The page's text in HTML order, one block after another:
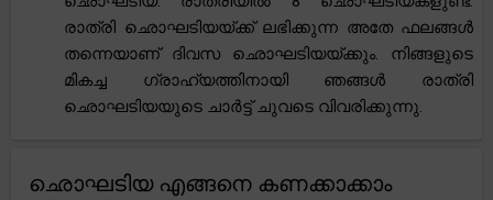
രാത്രി ഛൊഘടിയയ്ക്ക് ലഭിക്കുന്ന അതേ ഫലങ്ങൾ
തന്നെയാണ് ദിവസ ഛൊഘടിയയ്ക്കും. നിങ്ങളുടെ
മികച്ച ഗ്രാഹ്യത്തിനായി ഞങ്ങൾ രാത്രി
ഛൊഘടിയയുടെ ചാർട്ട് ചുവടെ വിവരിക്കുന്നു.
ഛൊഘടിയ എങ്ങനെ കണക്കാക്കാം